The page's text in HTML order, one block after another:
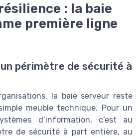
: la baie
première ligne
un périmètre de sécurité à
la baie serveur reste
meuble technique. Pour un
d’information, c’est au
de sécurité à part entière, au